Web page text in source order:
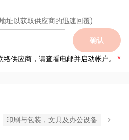
址以获取供应商的迅速回覆)
确认
供应商，请查看电邮并启动帐户。
印刷与包装，文具及办公设备